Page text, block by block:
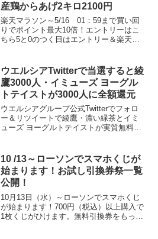
産鶏からあげ2キロ2100円
楽天マラソン～5/16 01：59まで買い回
りでポイント最大10倍！エントリーはこ
ちら5と0のつく日はエントリー＆楽天カ
さんの訳あり国産鶏の唐揚げ2キロ 楽天
マラソン...
ウエルシアTwitterで当選すると綾
鷹3000人・イミューズ ヨーグル
トテイストが3000人に全額還元
ウエルシアグループ公式Twitterでフォロ
ー＆リツイートで綾鷹・濃い緑茶とイミ
ューズ ヨーグルトテイストが実質無料に
るですʕ๑・ᴥ・๑ʔ🎉／合計16,00...
10 /13～ローソンでスマホくじが
始まります！お試し引換券祭一覧
公開！
10月13日（水）～ローソンでスマホくじ
が始まります！700円（税込）以上購入で
1枚くじがひけます。無料引換券をもって